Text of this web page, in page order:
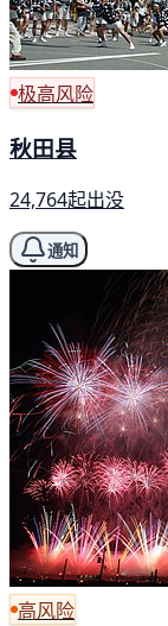
极高风险
秋田县
24,764起出没
通知
高风险